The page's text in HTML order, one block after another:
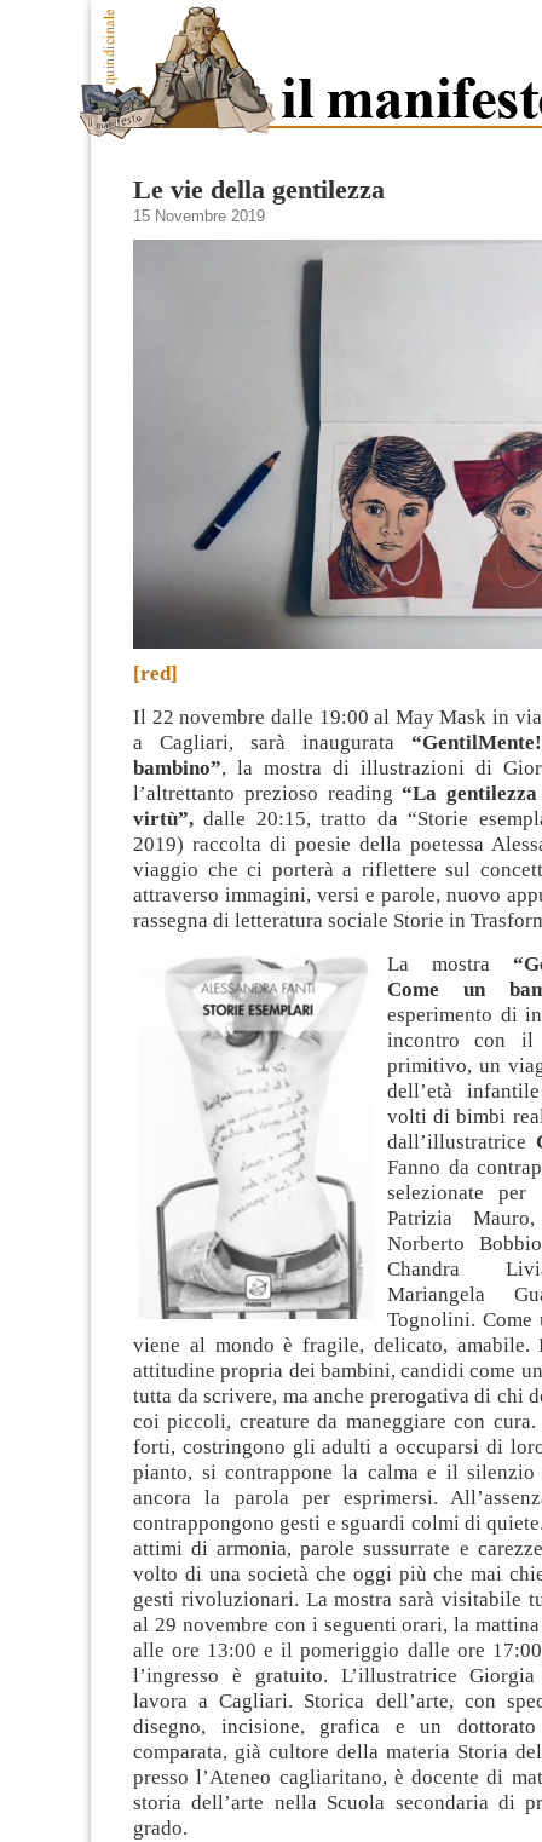
Le vie della gentilezza
15 Novembre 2019
[red]
Il 22 novembre dalle 19:00 al May Mask in
a Cagliari, sarà inaugurata
bambino”, la mostra di illustrazioni di
l’altrettanto prezioso reading“La
virtù”,dalle 20:15, tratto da “Storie
2019) raccolta di poesie della poetessa
viaggio che ci porterà a riflettere sul
attraverso immagini, versi e parole, nuovo
rassegna di letteratura sociale Storie in
La mostra
Come un
esperimento di
incontro con
primitivo, un
dell’età
volti di bimbi
dall’illustratrice
Fanno da
selezionate per
Patrizia
Norberto
Chandra
Mariangela
Tognolini.
viene al mondo è fragile, delicato, amabile.
attitudine propria dei bambini, candidi come
tutta da scrivere, ma anche prerogativa di chi
coi piccoli, creature da maneggiare con
forti, costringono gli adulti a occuparsi di
pianto, si contrappone la calma e il
ancora la parola per esprimersi.
contrappongono gesti e sguardi colmi di
attimi di armonia, parole sussurrate e
volto di una società che oggi più che mai
gesti rivoluzionari. La mostra sarà visitabile
al 29 novembre con i seguenti orari, la
alle ore 13:00 e il pomeriggio dalle ore
l’ingresso è gratuito. L’illustratrice
lavora a Cagliari. Storica dell’arte, con
disegno, incisione, grafica e un
comparata, già cultore della materia Storia
presso l’Ateneo cagliaritano, è docente di
storia dell’arte nella Scuola secondaria di
grado.